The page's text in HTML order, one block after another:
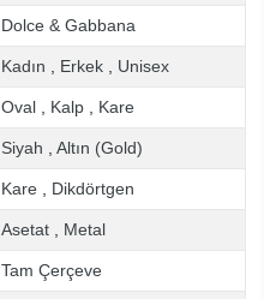
Dolce & Gabbana
Kadın Erkek Unisex
Oval Kalp Kare
Siyah Altın (Gold)
Kare Dikdörtgen
Asetat Metal
Tam Çerçeve